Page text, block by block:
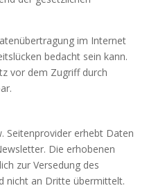
im Internet
bedacht sein kann.
vor dem Zugriff durch
Seitenprovider erhebt Daten
Die erhobenen
zur Versedung des
nicht an Dritte übermittelt.